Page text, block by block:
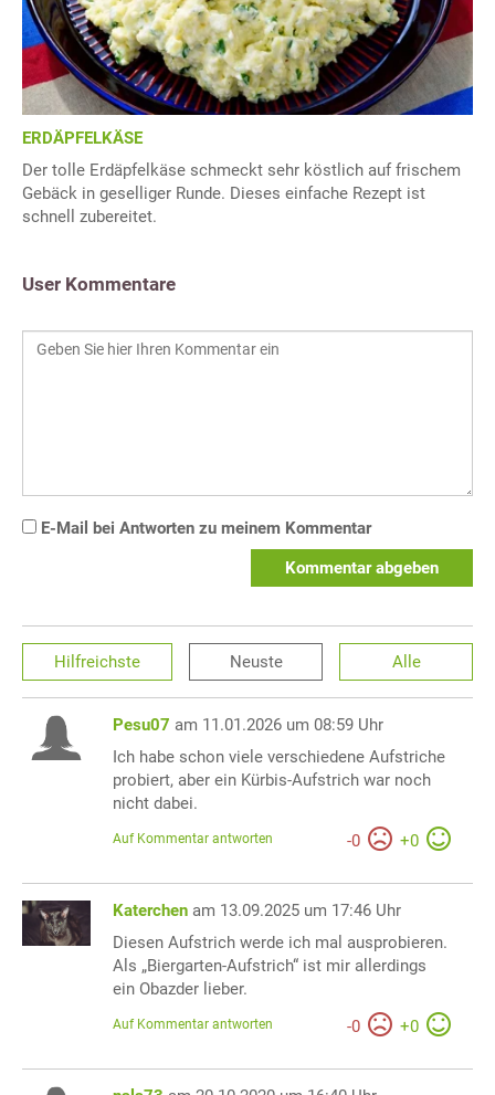
ERDÄPFELKÄSE
Der tolle Erdäpfelkäse schmeckt sehr köstlich auf frischem
Gebäck in geselliger Runde. Dieses einfache Rezept ist
schnell zubereitet.
User Kommentare
E-Mail bei Antworten zu meinem Kommentar
Kommentar abgeben
Hilfreichste Neuste Alle
Pesu07 am 11.01.2026 um 08:59 Uhr
Ich habe schon viele verschiedene Aufstriche
probiert, aber ein Kürbis-Aufstrich war noch
nicht dabei.
-0 +0
Auf Kommentar antworten
Katerchen am 13.09.2025 um 17:46 Uhr
Diesen Aufstrich werde ich mal ausprobieren.
Als „Biergarten-Aufstrich“ ist mir allerdings
ein Obazder lieber.
-0 +0
Auf Kommentar antworten